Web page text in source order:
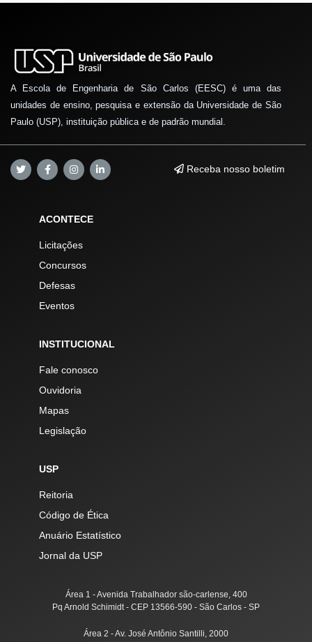
A Escola de Engenharia de São Carlos (EESC) é uma das
unidades de ensino, pesquisa e extensão da Universidade de São
Paulo (USP), instituição pública e de padrão mundial.
Receba nosso boletim
ACONTECE
Licitações
Concursos
Defesas
Eventos
INSTITUCIONAL
Fale conosco
Ouvidoria
Mapas
Legislação
USP
Reitoria
Código de Ética
Anuário Estatístico
Jornal da USP
Área 1 - Avenida Trabalhador são-carlense, 400
Pq Arnold Schimidt - CEP 13566-590 - São Carlos - SP
Área 2 - Av. José Antônio Santilli, 2000